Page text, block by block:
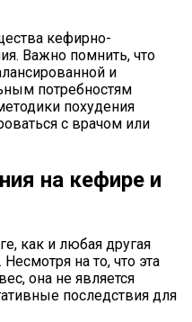
кефирно-
Важно помнить, что
и
потребностям
похудения
с врачом или
на кефире и
как и любая другая
на то, что эта
она не является
последствия для